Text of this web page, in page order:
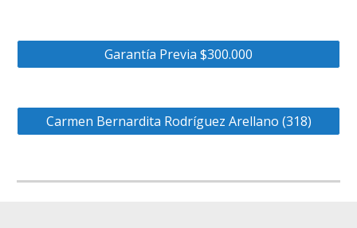
Garantía Previa $300.000
Carmen Bernardita Rodríguez Arellano (318)